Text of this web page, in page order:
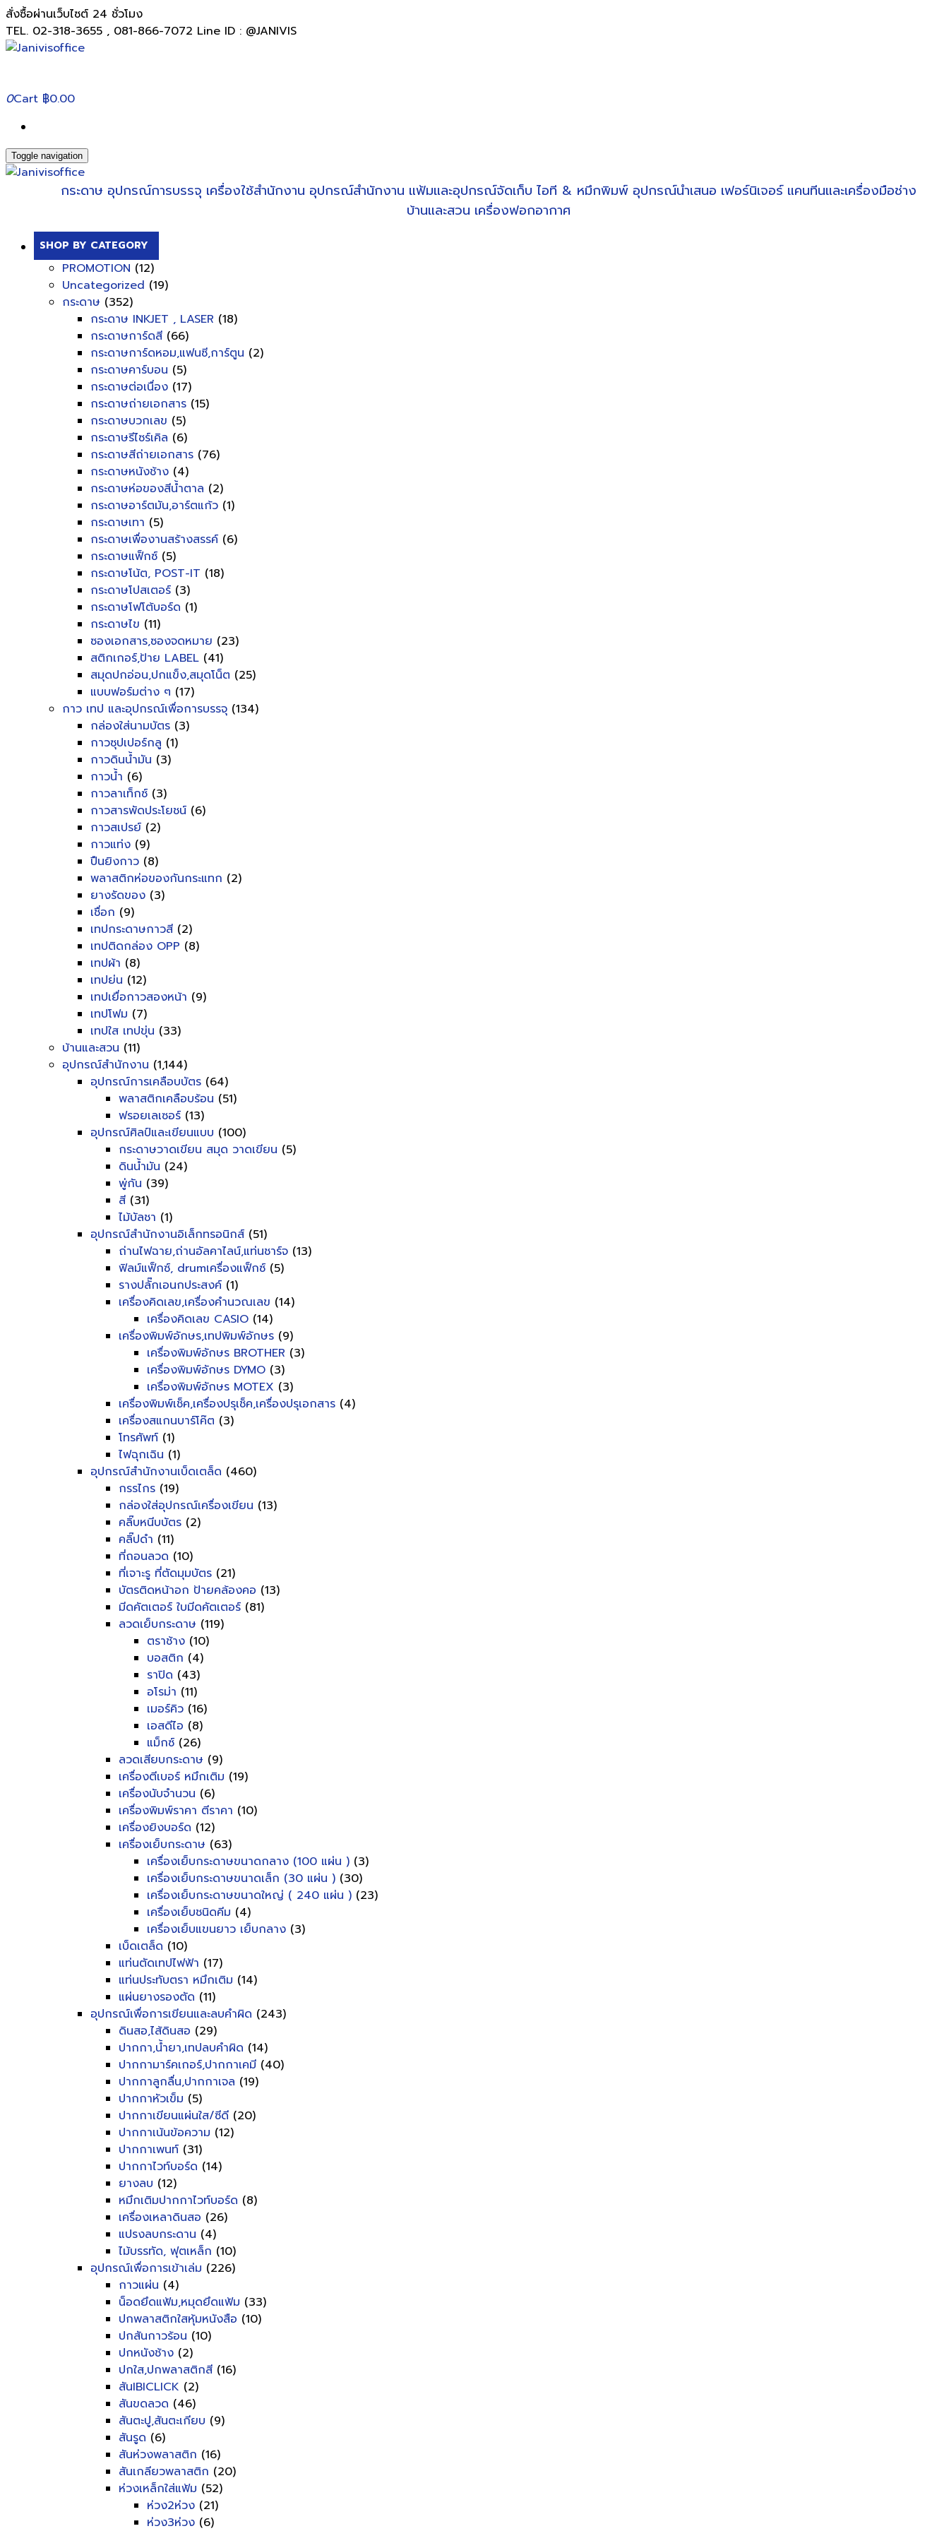
สั่งซื้อผ่านเว็บไซต์ 24 ชั่วโมง
TEL. 02-318-3655 , 081-866-7072 Line ID : @JANIVIS
0Cart ฿0.00
Toggle navigation
กระดาษ อุปกรณ์การบรรจุ เครื่องใช้สำนักงาน อุปกรณ์สำนักงาน แฟ้มและอุปกรณ์จัดเก็บ ไอที & หมึกพิมพ์ อุปกรณ์นำเสนอ เฟอร์นิเจอร์ แคนทีนและเครื่องมือช่าง
บ้านและสวน เครื่องฟอกอากาศ
SHOP BY CATEGORY
PROMOTION (12)
Uncategorized (19)
กระดาษ (352)
กระดาษ INKJET , LASER (18)
กระดาษการ์ดสี (66)
กระดาษการ์ดหอม,แฟนซี,การ์ตูน (2)
กระดาษคาร์บอน (5)
กระดาษต่อเนื่อง (17)
กระดาษถ่ายเอกสาร (15)
กระดาษบวกเลข (5)
กระดาษรีไซร์เคิล (6)
กระดาษสีถ่ายเอกสาร (76)
กระดาษหนังช้าง (4)
กระดาษห่อของสีน้ำตาล (2)
กระดาษอาร์ตมัน,อาร์ตแก้ว (1)
กระดาษเทา (5)
กระดาษเพื่องานสร้างสรรค์ (6)
กระดาษแฟ็กซ์ (5)
กระดาษโน้ต, POST-IT (18)
กระดาษโปสเตอร์ (3)
กระดาษโฟโต้บอร์ด (1)
กระดาษไข (11)
ซองเอกสาร,ซองจดหมาย (23)
สติกเกอร์,ป้าย LABEL (41)
สมุดปกอ่อน,ปกแข็ง,สมุดโน็ต (25)
แบบฟอร์มต่าง ๆ (17)
กาว เทป และอุปกรณ์เพื่อการบรรจุ (134)
กล่องใส่นามบัตร (3)
กาวซุปเปอร์กลู (1)
กาวดินน้ำมัน (3)
กาวน้ำ (6)
กาวลาเท็กซ์ (3)
กาวสารพัดประโยชน์ (6)
กาวสเปรย์ (2)
กาวแท่ง (9)
ปืนยิงกาว (8)
พลาสติกห่อของกันกระแทก (2)
ยางรัดของ (3)
เชื่อก (9)
เทปกระดาษกาวสี (2)
เทปติดกล่อง OPP (8)
เทปผ้า (8)
เทปย่น (12)
เทปเยื่อกาวสองหน้า (9)
เทปโฟม (7)
เทปใส เทปขุ่น (33)
บ้านและสวน (11)
อุปกรณ์สำนักงาน (1,144)
อุปกรณ์การเคลือบบัตร (64)
พลาสติกเคลือบร้อน (51)
ฟรอยเลเซอร์ (13)
อุปกรณ์ศิลป์และเขียนแบบ (100)
กระดาษวาดเขียน สมุด วาดเขียน (5)
ดินน้ำมัน (24)
พู่กัน (39)
สี (31)
ไม้บัลชา (1)
อุปกรณ์สำนักงานอิเล็กทรอนิกส์ (51)
ถ่านไฟฉาย,ถ่านอัลคาไลน์,แท่นชาร์จ (13)
ฟิลม์แฟ็กซ์, drumเครื่องแฟ็กซ์ (5)
รางปลั๊กเอนกประสงค์ (1)
เครื่องคิดเลข,เครื่องคำนวณเลข (14)
เครื่องคิดเลข CASIO (14)
เครื่องพิมพ์อักษร,เทปพิมพ์อักษร (9)
เครื่องพิมพ์อักษร BROTHER (3)
เครื่องพิมพ์อักษร DYMO (3)
เครื่องพิมพ์อักษร MOTEX (3)
เครื่องพิมพ์เช็ค,เครื่องปรุเช็ค,เครื่องปรุเอกสาร (4)
เครื่องสแกนบาร์โค๊ต (3)
โทรศัพท์ (1)
ไฟฉุกเฉิน (1)
อุปกรณ์สำนักงานเบ็ดเตล็ด (460)
กรรไกร (19)
กล่องใส่อุปกรณ์เครื่องเขียน (13)
คลิ๊บหนีบบัตร (2)
คลิ๊ปดำ (11)
ที่ถอนลวด (10)
ที่เจาะรู ที่ตัดมุมบัตร (21)
บัตรติดหน้าอก ป้ายคล้องคอ (13)
มีดคัตเตอร์ ใบมีดคัตเตอร์ (81)
ลวดเย็บกระดาษ (119)
ตราช้าง (10)
บอสติก (4)
ราปิด (43)
อโรม่า (11)
เมอร์คิว (16)
เอสดีไอ (8)
แม็กซ์ (26)
ลวดเสียบกระดาษ (9)
เครื่องตีเบอร์ หมึกเติม (19)
เครื่องนับจำนวน (6)
เครื่องพิมพ์ราคา ตีราคา (10)
เครื่องยิงบอร์ด (12)
เครื่องเย็บกระดาษ (63)
เครื่องเย็บกระดาษขนาดกลาง (100 แผ่น ) (3)
เครื่องเย็บกระดาษขนาดเล็ก (30 แผ่น ) (30)
เครื่องเย็บกระดาษขนาดใหญ่ ( 240 แผ่น ) (23)
เครื่องเย็บชนิดคีม (4)
เครื่องเย็บแขนยาว เย็บกลาง (3)
เบ็ดเตล็ด (10)
แท่นตัดเทปไฟฟ้า (17)
แท่นประทับตรา หมึกเติม (14)
แผ่นยางรองตัด (11)
อุปกรณ์เพื่อการเขียนและลบคำผิด (243)
ดินสอ,ไส้ดินสอ (29)
ปากกา,น้ำยา,เทปลบคำผิด (14)
ปากกามาร์คเกอร์,ปากกาเคมี (40)
ปากกาลูกลื่น,ปากกาเจล (19)
ปากกาหัวเข็ม (5)
ปากกาเขียนแผ่นใส/ซีดี (20)
ปากกาเน้นข้อความ (12)
ปากกาเพนท์ (31)
ปากกาไวท์บอร์ด (14)
ยางลบ (12)
หมึกเติมปากกาไวท์บอร์ด (8)
เครื่องเหลาดินสอ (26)
แปรงลบกระดาน (4)
ไม้บรรทัด, ฟุตเหล็ก (10)
อุปกรณ์เพื่อการเข้าเล่ม (226)
กาวแผ่น (4)
น็อดยึดแฟ้ม,หมุดยึดแฟ้ม (33)
ปกพลาสติกใสหุ้มหนังสือ (10)
ปกสันกาวร้อน (10)
ปกหนังช้าง (2)
ปกใส,ปกพลาสติกสี (16)
สันIBICLICK (2)
สันขดลวด (46)
สันตะปู,สันตะเกียบ (9)
สันรูด (6)
สันห่วงพลาสติก (16)
สันเกลียวพลาสติก (20)
ห่วงเหล็กใส่แฟ้ม (52)
ห่วง2ห่วง (21)
ห่วง3ห่วง (6)